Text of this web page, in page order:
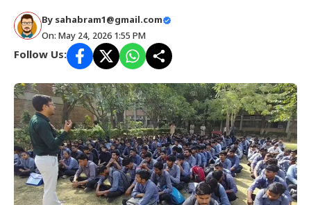
By sahabram1@gmail.com
On: May 24, 2026 1:55 PM
Follow Us: